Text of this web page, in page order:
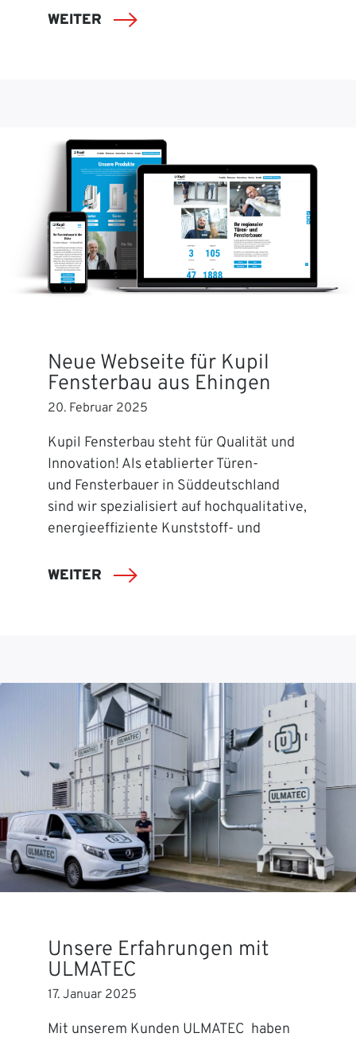
WEITER
Neue Webseite für Kupil
Fensterbau aus Ehingen
20. Februar 2025
Kupil Fensterbau steht für Qualität und
Innovation! Als etablierter Türen-
und Fensterbauer in Süddeutschland
sind wir spezialisiert auf hochqualitative,
energieeffiziente Kunststoff- und
WEITER
Unsere Erfahrungen mit
ULMATEC
17. Januar 2025
Mit unserem Kunden ULMATEC haben